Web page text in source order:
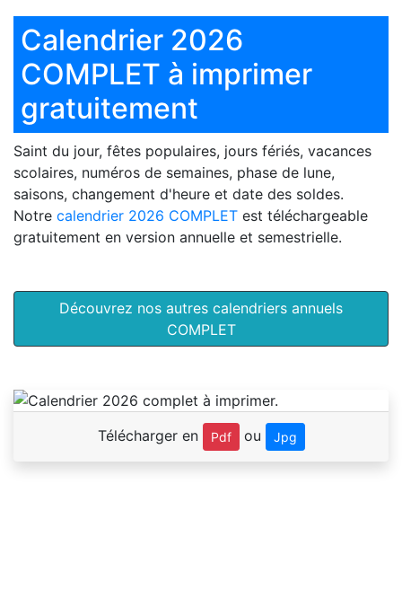
Calendrier 2026
COMPLET à imprimer
gratuitement
Saint du jour, fêtes populaires, jours fériés, vacances
scolaires, numéros de semaines, phase de lune,
saisons, changement d'heure et date des soldes.
Notre calendrier 2026 COMPLET est téléchargeable
gratuitement en version annuelle et semestrielle.
Découvrez nos autres calendriers annuels
COMPLET
Télécharger en Pdf ou Jpg